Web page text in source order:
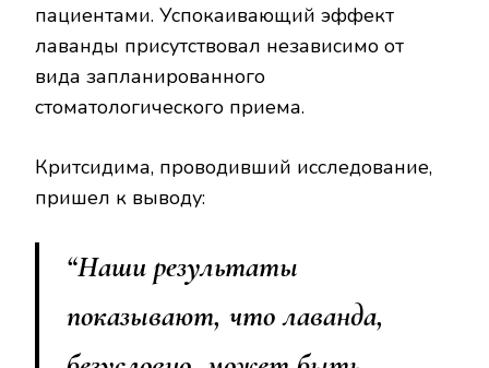
пациентами. Успокаивающий эффект
лаванды присутствовал независимо от
вида запланированного
стоматологического приема.
Критсидима, проводивший исследование,
пришел к выводу:
“Наши результаты
показывают, что лаванда,